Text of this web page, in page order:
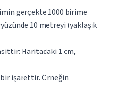
gerçekte 1000 birime
10 metreyi (yaklaşık
Haritadaki 1 cm,
işarettir. Örneğin: